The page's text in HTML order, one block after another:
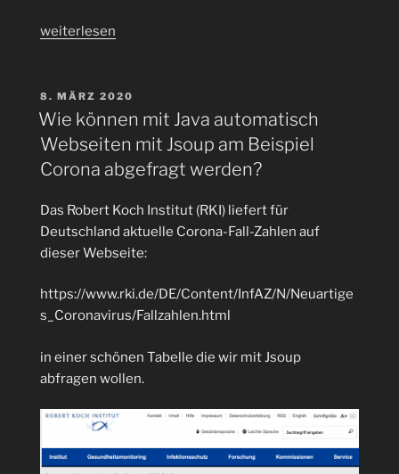
„Wie
Anzahl
der
ETH
Transaktionen
einer
ETH-
Adresse
per
REST-
API
werden?“
weiterlesen
VERÖFFENTLICHT
AM
8. MÄRZ 2020
Wie können mit Java automatisch
Webseiten mit Jsoup am Beispiel
Corona abgefragt werden?
Das Robert Koch Institut (RKI) liefert für
Deutschland aktuelle Corona-Fall-Zahlen auf
dieser Webseite:
https://www.rki.de/DE/Content/InfAZ/N/Neuartige
s_Coronavirus/Fallzahlen.html
in einer schönen Tabelle die wir mit Jsoup
abfragen wollen.